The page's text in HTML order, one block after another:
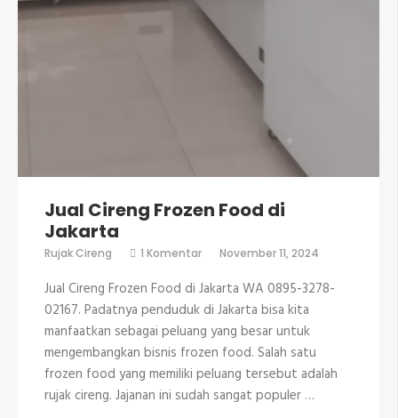
Jual Cireng Frozen Food di
Jakarta
Rujak Cireng 1 Komentarpada
Frozen
Food
di
Jakarta
November 11, 2024
Jual Cireng Frozen Food di Jakarta WA 0895-3278-
02167. Padatnya penduduk di Jakarta bisa kita
manfaatkan sebagai peluang yang besar untuk
mengembangkan bisnis frozen food. Salah satu
frozen food yang memiliki peluang tersebut adalah
rujak cireng. Jajanan ini sudah sangat populer …